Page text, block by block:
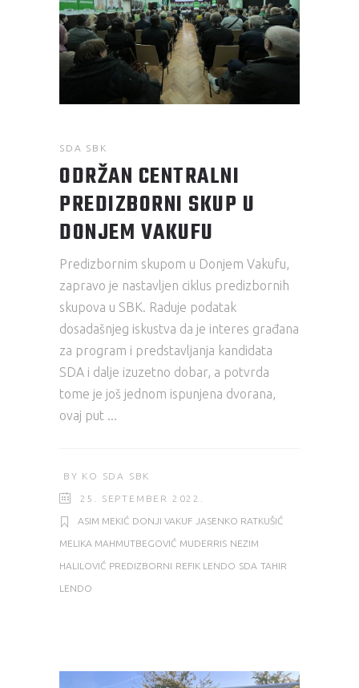
SDA SBK
ODRŽAN CENTRALNI
PREDIZBORNI SKUP U
DONJEM VAKUFU
Predizbornim skupom u Donjem Vakufu,
zapravo je nastavljen ciklus predizbornih
skupova u SBK. Raduje podatak
dosadašnjeg iskustva da je interes građana
za program i predstavljanja kandidata
SDA i dalje izuzetno dobar, a potvrda
tome je još jednom ispunjena dvorana,
ovaj put
BY KO SDA SBK
25. SEPTEMBER 2022.
ASIM MEKIĆ DONJI VAKUF JASENKO RATKUŠIĆ
MELIKA MAHMUTBEGOVIĆ MUDERRIS NEZIM
HALILOVIĆ PREDIZBORNI REFIK LENDO SDA TAHIR
LENDO